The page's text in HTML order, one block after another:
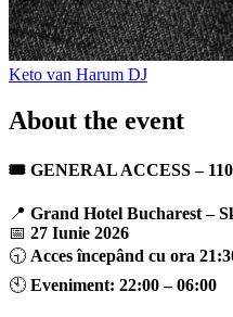
Keto van Harum DJ
About the event
🎟 GENERAL ACCESS –
📍 Grand Hotel Bucharest –
📅 27 Iunie 2026
🕤 Acces începând cu ora
🕙 Eveniment: 22:00 – 06:00